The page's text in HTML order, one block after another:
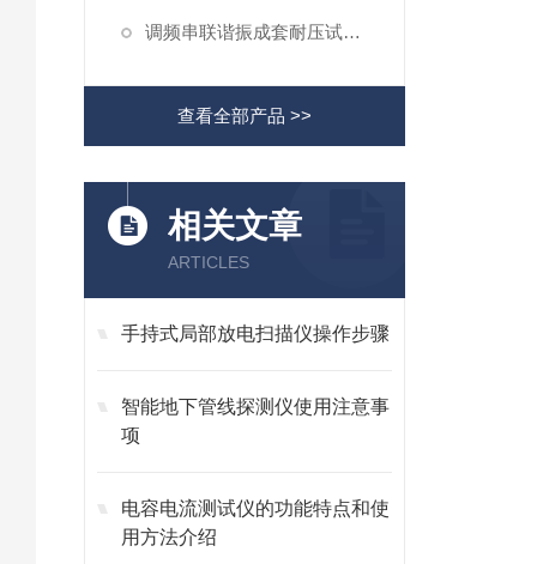
调频串联谐振成套耐压试验装置
查看全部产品 >>
相关文章
ARTICLES
手持式局部放电扫描仪操作步骤
智能地下管线探测仪使用注意事
项
电容电流测试仪的功能特点和使
用方法介绍